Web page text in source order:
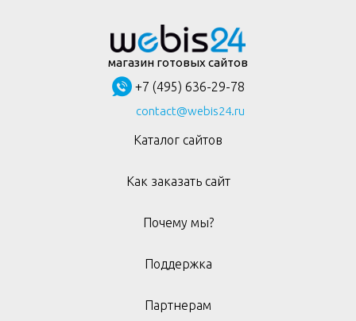
магазин готовых сайтов
+7 (495) 636-29-78
contact@webis24.ru
Каталог сайтов
Как заказать сайт
Почему мы?
Поддержка
Партнерам